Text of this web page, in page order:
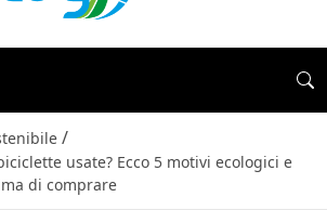
/
usate? Ecco 5 motivi ecologici e
di comprare